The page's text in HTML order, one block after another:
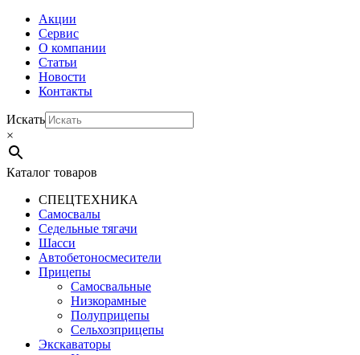
Акции
Сервис
О компании
Статьи
Новости
Контакты
Искать
×
Каталог товаров
СПЕЦТЕХНИКА
Самосвалы
Седельные тягачи
Шасси
Автобетоно­смесители
Прицепы
Самосвальные
Низкорамные
Полуприцепы
Сельхозприцепы
Экскаваторы